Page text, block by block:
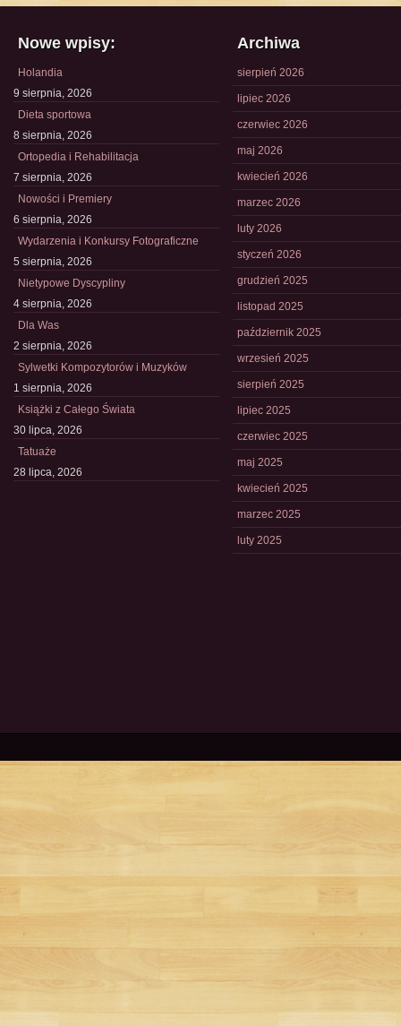
Nowe wpisy:
Holandia
9 sierpnia, 2026
Dieta sportowa
8 sierpnia, 2026
Ortopedia i Rehabilitacja
7 sierpnia, 2026
Nowości i Premiery
6 sierpnia, 2026
Wydarzenia i Konkursy Fotograficzne
5 sierpnia, 2026
Nietypowe Dyscypliny
4 sierpnia, 2026
Dla Was
2 sierpnia, 2026
Sylwetki Kompozytorów i Muzyków
1 sierpnia, 2026
Książki z Całego Świata
30 lipca, 2026
Tatuaże
28 lipca, 2026
Archiwa
sierpień 2026
lipiec 2026
czerwiec 2026
maj 2026
kwiecień 2026
marzec 2026
luty 2026
styczeń 2026
grudzień 2025
listopad 2025
październik 2025
wrzesień 2025
sierpień 2025
lipiec 2025
czerwiec 2025
maj 2025
kwiecień 2025
marzec 2025
luty 2025